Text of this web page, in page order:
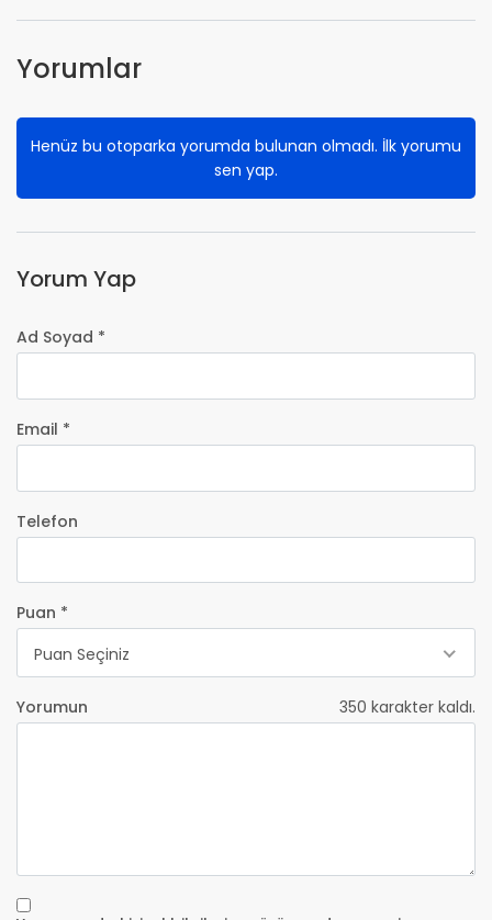
Yorumlar
Henüz bu otoparka yorumda bulunan olmadı. İlk yorumu
sen yap.
Yorum Yap
Ad Soyad *
Email *
Telefon
Puan *
Puan Seçiniz
Yorumun 350 karakter kaldı.